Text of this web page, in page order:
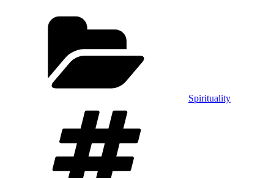
Spirituality